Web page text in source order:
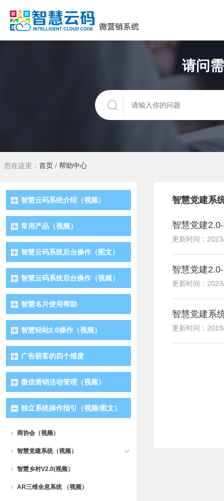
请问
您在这里： 首页 / 帮助中心
智慧云码系统介绍（视频）
常用产品（视频）
智慧云码系统后台操作（图文）
智慧云码系统后台操作（视频）
智慧名片使用帮助
智慧轻站2.0操作（视频）
广告获客的四个维度
微信营销活动管理（视频）
独立系统操作指引（视频/图文）
商协会（视频）
智慧党建系统（视频）
智慧乡村V2.0(视频）
AR三维全息系统 （视频）
智慧党建系
智慧党建
更新时间：
智慧党建
更新时间：
智慧党建系
更新时间：